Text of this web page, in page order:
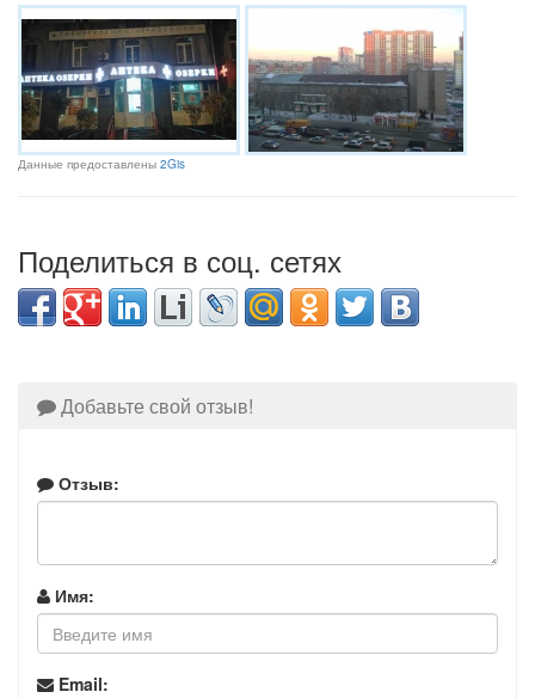
Данные предоставлены 2Gis
Поделиться в соц. сетях
Добавьте свой отзыв!
Отзыв:
Имя:
Email: